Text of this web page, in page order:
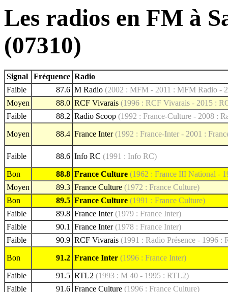
Les radios en FM à
(07310)
Signal Fréquence Radio
Faible
87.6 M Radio (2002 : MFM - 2011 : MFM Radio -
Moyen
88.0 RCF Vivarais (1996 : RCF Vivarais - 2015 :
Faible
88.2 Radio Scoop (1992 : France-Culture - 2008 :
Moyen 88.4 France Inter(1992 : France-Inter - 2001 :
Faible 88.6 Info RC (1991 : Info RC)
Bon 88.8 France Culture (1962 : France III National -
Moyen
89.3 France Culture (1972 : France Culture)
Bon
89.5 France Culture (1991 : France Culture)
Faible
89.8 France Inter(1979 : France Inter)
Faible
90.1 France Inter(1978 : France Inter)
Faible
90.9 RCF Vivarais (1991 : Radio Présence - 1996 :
Bon 91.2 France Inter (1996 : France Inter)
Faible 91.5 RTL2 (1993 : M 40 - 1995 : RTL2)
Faible
91.6 France Culture (1996 : France Culture)